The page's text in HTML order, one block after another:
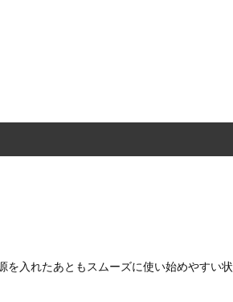
を入れたあともスムーズに使い始めやすい